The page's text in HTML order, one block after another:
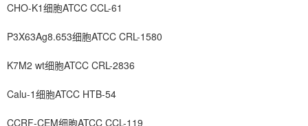
CHO-K1细胞ATCC CCL-61
P3X63Ag8.653细胞ATCC CRL-1580
K7M2 wt细胞ATCC CRL-2836
Calu-1细胞ATCC HTB-54
CCRF-CEM细胞ATCC CCL-119